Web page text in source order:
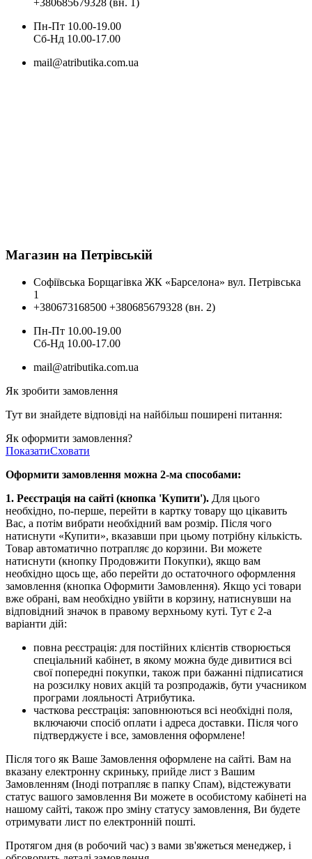
Пн-Пт 10.00-19.00
Cб-Нд 10.00-17.00
mail@atributika.com.ua
Магазин на Петрівській
Софіївська Борщагівка ЖК «Барселона» вул. Петрівська
1
+380673168500 +380685679328 (вн. 2)
Пн-Пт 10.00-19.00
Cб-Нд 10.00-17.00
mail@atributika.com.ua
Як зробити замовлення
Тут ви знайдете відповіді на найбільш поширені питання:
Як оформити замовлення?
ПоказатиСховати
Оформити замовлення можна 2-ма способами:
1. Реєстрація на сайті (кнопка 'Купити'). Для цього
необхідно, по-перше, перейти в картку товару що цікавить
Вас, а потім вибрати необхідний вам розмір. Після чого
натиснути «Купити», вказавши при цьому потрібну кількість.
Товар автоматично потрапляє до корзини. Ви можете
натиснути (кнопку Продовжити Покупки), якщо вам
необхідно щось ще, або перейти до остаточного оформлення
замовлення (кнопка Оформити Замовлення). Якщо усі товари
вже обрані, вам необхідно увійти в корзину, натиснувши на
відповідний значок в правому верхньому куті. Тут є 2-а
варіанти дій:
повна реєстрація: для постійних клієнтів створюється
спеціальний кабінет, в якому можна буде дивитися всі
свої попередні покупки, також при бажанні підписатися
на розсилку нових акцій та розпродажів, бути учасником
програми лояльності Атрибутика.
часткова реєстрація: заповнюються всі необхідні поля,
включаючи спосіб оплати і адреса доставки. Після чого
підтверджуєте і все, замовлення оформлене!
Після того як Ваше Замовлення оформлене на сайті. Вам на
вказану електронну скриньку, прийде лист з Вашим
Замовленням (Іноді потрапляє в папку Спам), відстежувати
статус вашого замовлення Ви можете в особистому кабінеті на
нашому сайті, також про зміну статусу замовлення, Ви будете
отримувати лист по електронній пошті.
Протягом дня (в робочий час) з вами зв'яжеться менеджер, і